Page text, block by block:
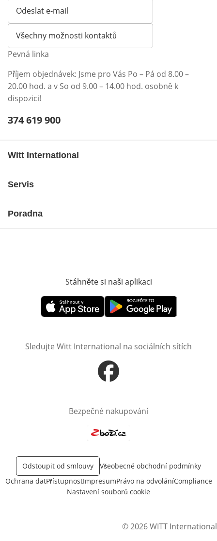
Odeslat e-mail
Otevírá e-mailového klienta
Všechny možnosti kontaktů
Pevná linka
Příjem objednávek: Jsme pro Vás Po – Pá od 8.00 –
20.00 hod. a v So od 9.00 – 14.00 hod. osobně k
dispozici!
Telefonní číslo:
374 619 900
Witt International
Servis
Poradna
Stáhněte si naši aplikaci
Otevře v novém okněOtevře v novém okně
Sledujte Witt International na sociálních sítích
Otevře v novém okně
Bezpečné nakupování
Odstoupit od smlouvy
Všeobecné obchodní podmínky
Ochrana datPřístupnostImpresumPrávo na odvoláníCompliance
Nastavení souborů cookie
© 2026 WITT International